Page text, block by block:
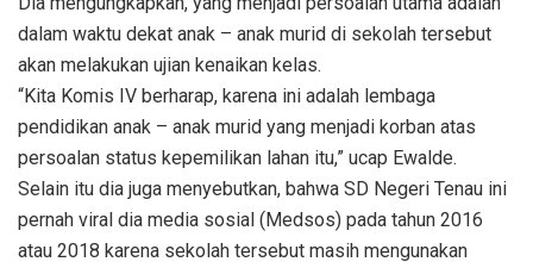
dalam waktu dekat anak – anak murid di sekolah tersebut
akan melakukan ujian kenaikan kelas.
“Kita Komis IV berharap, karena ini adalah lembaga
pendidikan anak – anak murid yang menjadi korban atas
persoalan status kepemilikan lahan itu,” ucap Ewalde.
Selain itu dia juga menyebutkan, bahwa SD Negeri Tenau ini
pernah viral dia media sosial (Medsos) pada tahun 2016
atau 2018 karena sekolah tersebut masih mengunakan